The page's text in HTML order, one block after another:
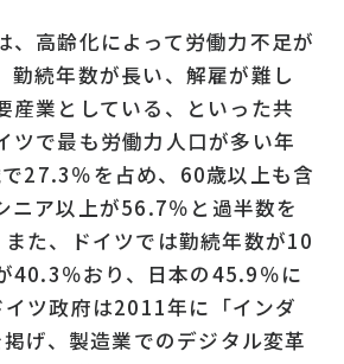
、高齢化によって労働力不足が
勤続年数が長い、解雇が難し
産業としている、といった共
ツで最も労働力人口が多い年
27.3％を占め、60歳以上も含
ニア以上が56.7％と過半数を
た、ドイツでは勤続年数が10
40.3％おり、日本の45.9％に
ツ政府は2011年に「インダ
げ、製造業でのデジタル変革